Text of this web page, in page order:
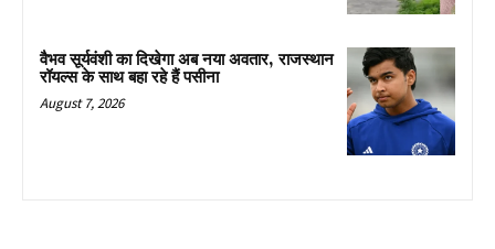
वैभव सूर्यवंशी का दिखेगा अब नया अवतार, राजस्थान
रॉयल्स के साथ बहा रहे हैं पसीना
August 7, 2026